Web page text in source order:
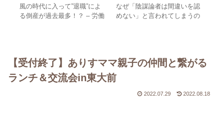
風の時代に入って”退職”によ
る倒産が過去最多！？ – 労働
なぜ「陰謀論者は間違いを認
めない」と言われてしまうの
【受付終了】ありすママ親子の仲間と繋がる
ランチ＆交流会in東大前
2022.07.29 2022.08.18